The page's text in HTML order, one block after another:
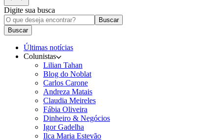
Digite sua busca
Buscar
Buscar
Últimas notícias
Colunistas
Lilian Tahan
Blog do Noblat
Carlos Carone
Andreza Matais
Claudia Meireles
Fábia Oliveira
Dinheiro & Negócios
Igor Gadelha
Ilca Maria Estevão